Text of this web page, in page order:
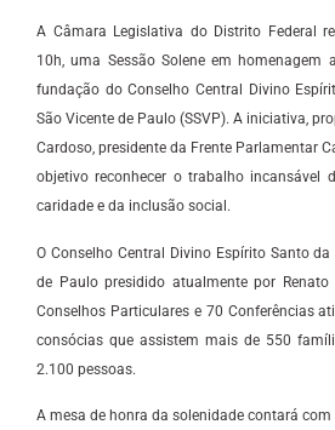
A Câmara Legislativa do Distrito Federal
10h, uma Sessão Solene em
fundação do Conselho Central Divino
São Vicente de Paulo (SSVP). A iniciativa,
Cardoso, presidente da Frente Parlamentar
objetivo reconhecer o trabalho incansável
caridade e da inclusão social.
O Conselho Central Divino Espírito Santo
de Paulo presidido atualmente por Renato
Conselhos Particulares e 70 Conferências
consócias que assistem mais de 550
2.100 pessoas.
A mesa de honra da solenidade contará